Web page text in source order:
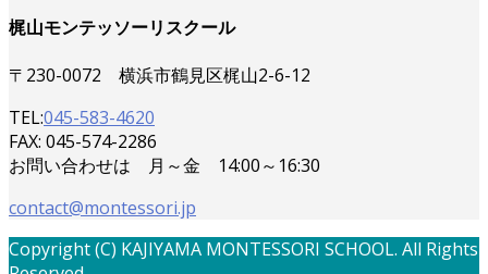
梶山モンテッソーリスクール
〒230-0072 横浜市鶴見区梶山2-6-12
TEL:045-583-4620
FAX: 045-574-2286
お問い合わせは 月～金 14:00～16:30
contact@montessori.jp
Copyright (C) KAJIYAMA MONTESSORI SCHOOL. All Rights